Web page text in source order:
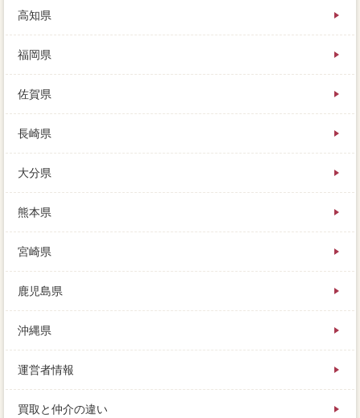
高知県
福岡県
佐賀県
長崎県
大分県
熊本県
宮崎県
鹿児島県
沖縄県
運営者情報
買取と仲介の違い